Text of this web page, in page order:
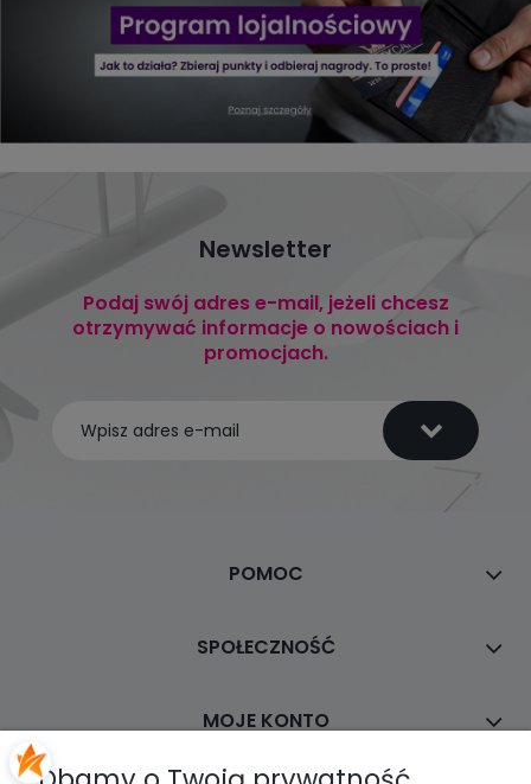
Newsletter
Podaj swój adres e-mail, jeżeli chcesz
otrzymywać informacje o nowościach i
promocjach.
POMOC
SPOŁECZNOŚĆ
MOJE KONTO